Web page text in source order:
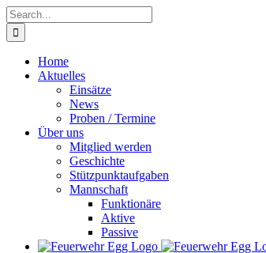
Skip
to
content
Search
for:
Home
Aktuelles
Einsätze
News
Proben / Termine
Über uns
Mitglied werden
Geschichte
Stützpunktaufgaben
Mannschaft
Funktionäre
Aktive
Passive